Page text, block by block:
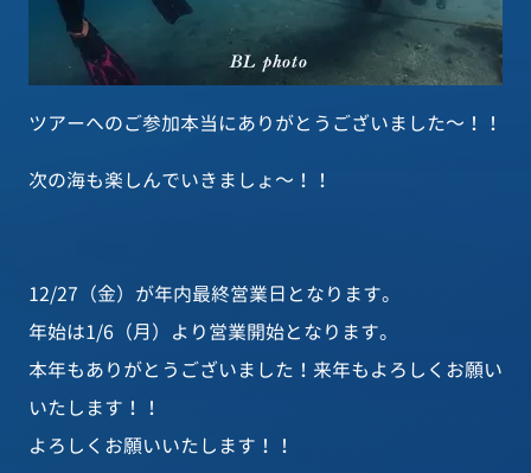
ツアーへのご参加本当にありがとうございました～！！
次の海も楽しんでいきましょ～！！
12/27（金）が年内最終営業日となります。
年始は1/6（月）より営業開始となります。
本年もありがとうございました！来年もよろしくお願い
いたします！！
よろしくお願いいたします！！